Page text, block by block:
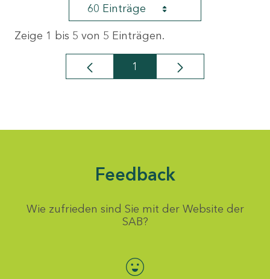
60 Einträge
Zeige 1 bis 5 von 5 Einträgen.
Seite
1
Feedback
Wie zufrieden sind Sie mit der Website der
SAB?
Bewertung auswählen